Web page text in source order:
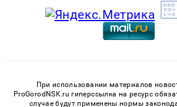
При использовании материалов
ProGorodNSK.ru гиперссылка на ресурс
случае будут применены нормы